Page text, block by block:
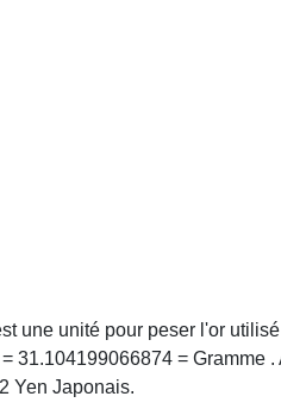
une unité pour peser l'or
31.104199066874 = Gramme
Yen Japonais.